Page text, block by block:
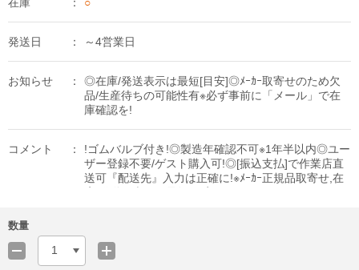
発送日 ～4営業日
お知らせ
◎在庫/発送表示は最短[目安]◎ﾒｰｶｰ取寄せのため欠
品/生産待ちの可能性有※必ず事前に「メール」で在
庫確認を!
コメント
!ゴムバルブ付き!◎製造年確認不可※1年半以内◎ユー
ザー登録不要/ゲスト購入可!◎[振込支払]で作業店直
送可『配送先』入力は正確に!※ﾒｰｶｰ正規品取寄せ,在
数量
1